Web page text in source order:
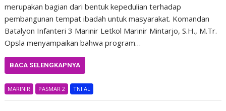
merupakan bagian dari bentuk kepedulian terhadap
pembangunan tempat ibadah untuk masyarakat. Komandan
Batalyon Infanteri 3 Marinir Letkol Marinir Mintarjo, S.H., M.Tr.
Opsla menyampaikan bahwa program…
BACA SELENGKAPNYA
MARINIR PASMAR 2 TNI AL